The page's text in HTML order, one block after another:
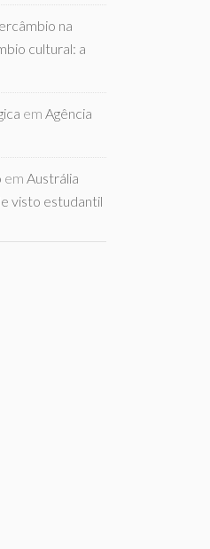
na
cultural: a
em Agência
em Austrália
visto estudantil